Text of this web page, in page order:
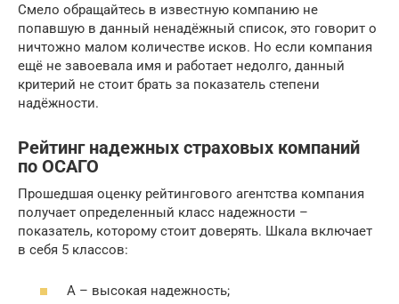
Смело обращайтесь в известную компанию не
попавшую в данный ненадёжный список, это говорит о
ничтожно малом количестве исков. Но если компания
ещё не завоевала имя и работает недолго, данный
критерий не стоит брать за показатель степени
надёжности.
Рейтинг надежных страховых компаний
по ОСАГО
Прошедшая оценку рейтингового агентства компания
получает определенный класс надежности –
показатель, которому стоит доверять. Шкала включает
в себя 5 классов:
А – высокая надежность;